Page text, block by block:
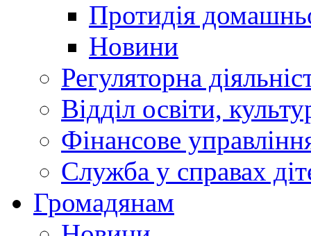
Протидія
Новини
Регуляторна
Відділ освіти,
Фінансове
Служба у справах
Громадянам